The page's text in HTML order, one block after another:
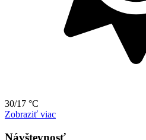
30/17 °C
Zobraziť viac
Návštevnosť